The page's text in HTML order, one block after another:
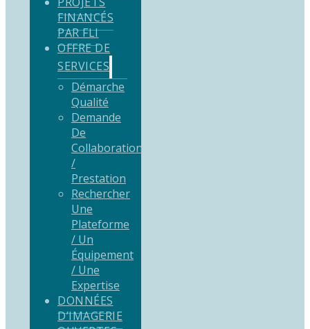
FINANCÉS
PAR FLI
OFFRE DE
SERVICES
Démarche
Qualité
Demande
De
Collaboration
/
Prestation
Rechercher
Une
Plateforme
/ Un
Équipement
/ Une
Expertise
DONNÉES
D’IMAGERIE